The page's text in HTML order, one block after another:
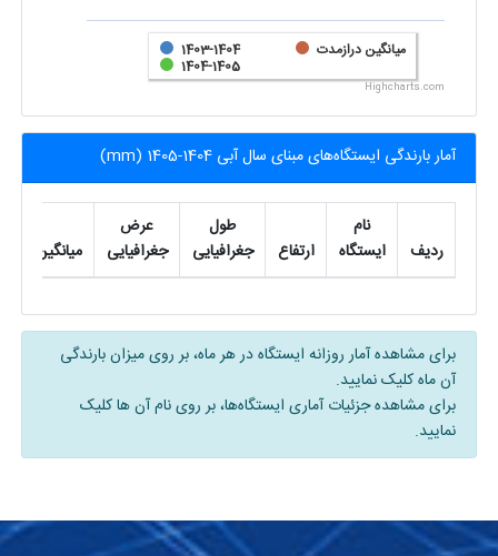
1403-1404 میانگین درازمدت
1404-1405
Highcharts.com
آمار بارندگی ایستگاه‌های مبنای سال آبی 1404-1405 (mm)
ردیف
نام
ایستگاه
ارتفاع
طول
جغرافیایی
عرض
جغرافیایی
میانگین
برای مشاهده آمار روزانه ایستگاه در هر ماه، بر روی میزان بارندگی
آن ماه کلیک نمایید.
برای مشاهده جزئیات آماری ایستگاه‌ها، بر روی نام آن ها کلیک
نمایید.